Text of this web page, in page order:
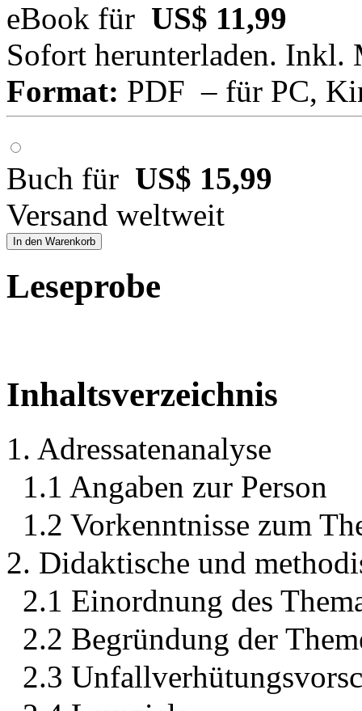
eBook für US$ 11,99
Sofort herunterladen. Inkl.
Format: PDF – für PC,
Buch für US$ 15,99
Versand weltweit
In den Warenkorb
Leseprobe
Inhaltsverzeichnis
1. Adressatenanalyse
1.1 Angaben zur Person
1.2 Vorkenntnisse zum
2. Didaktische und
2.1 Einordnung des
2.2 Begründung der
2.3